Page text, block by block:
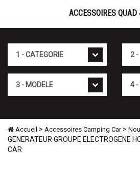
ACCESSOIRES QUAD
Accueil > Accessoires Camping Car>
GENERATEUR GROUPE ELECTROGENE
CAR